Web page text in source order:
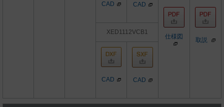
仕様図 取説
CAD CAD
XED1112VCB1
CAD CAD